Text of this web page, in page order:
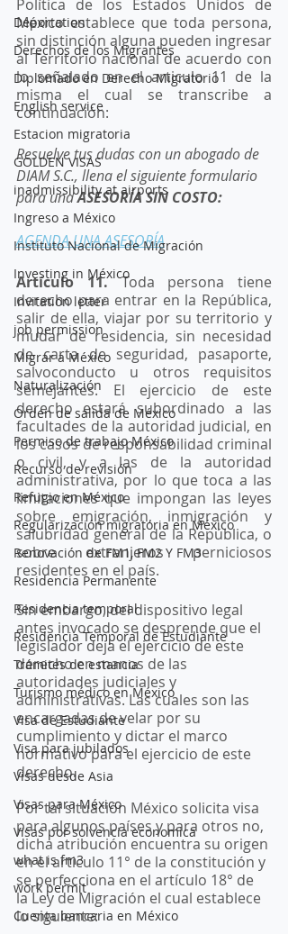
Deportation
Derechos de los Migrantes
Diplomado en Derecho Migratorio
English service
Estacion migratoria
GOLDEN VISAS
inadmissibility at airports
Ingreso a México
Instituto Nacional de Migración
Investing in México
Invitation letter
job permission
Migrar a México
Naturalización
Orden de salida de México
Permiso de trabajo México
Recurso de revisión
Refugio en México
Regularización migratoria en México
Renovación de FM1, FM2 Y FM3
Residencia Permanente
Residencia temporal
Residencia Temporal de Estudiante
Trámites de estancia
Turismo médico en México
Visa de Estudiante
Visa para jubilados
Visas desde Asia
Visas para México
Visas por solvencia economica
what is fm3
work permit
Cuenta bancaria en México
Política de los Estados Unidos de
México establece que toda persona,
sin distinción alguna pueden ingresar
al Territorio nacional de acuerdo con
lo señalado en el articulo 11 de la
misma el cual se transcribe a
continuación:
Resuelve tus dudas con un abogado de
DIAM S.C., llena el siguiente formulario
para una ASESORÍA SIN COSTO:
AGENDA UNA ASESORÍA
Artículo 11. Toda persona tiene
derecho para entrar en la República,
salir de ella, viajar por su territorio y
mudar de residencia, sin necesidad
de carta de seguridad, pasaporte,
salvoconducto u otros requisitos
semejantes. El ejercicio de este
derecho estará subordinado a las
facultades de la autoridad judicial, en
los casos de responsabilidad criminal
o civil, y a las de la autoridad
administrativa, por lo que toca a las
limitaciones que impongan las leyes
sobre emigración, inmigración y
salubridad general de la República, o
sobre extranjeros perniciosos
residentes en el país.
Sin embargo, del dispositivo legal
antes invocado se desprende que el
legislador deja el ejercicio de este
derecho en manos de las
autoridades judiciales y
administrativas. Las cuales son las
encargadas de velar por su
cumplimiento y dictar el marco
normativo para el ejercicio de este
derecho.
Por tal situación México solicita visa
para algunos países y para otros no,
dicha atribución encuentra su origen
en el articulo 11° de la constitución y
se perfecciona en el artículo 18° de
la Ley de Migración el cual establece
lo siguiente: